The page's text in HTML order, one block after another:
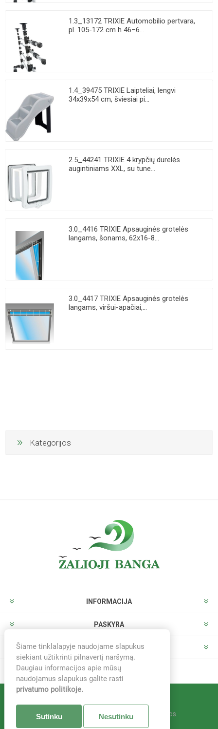
1.3_13172 TRIXIE Automobilio pertvara,
pl. 105-172 cm h 46–6...
1.4_39475 TRIXIE Laipteliai, lengvi
34x39x54 cm, šviesiai pi...
2.5_44241 TRIXIE 4 krypčių durelės
augintiniams XXL, su tune...
3.0_4416 TRIXIE Apsauginės grotelės
langams, šonams, 62x16-8...
3.0_4417 TRIXIE Apsauginės grotelės
langams, viršui-apačiai,...
Kategorijos
INFORMACIJA
PASKYRA
PARDUOTUVĖ
© 2026 Žalioji banga. Visos teisės saugomos.
Sprendimas -
Šiame tinklalapyje naudojame slapukus
siekiant užtikrinti pilnavertį naršymą.
Daugiau informacijos apie mūsų
naudojamus slapukus galite rasti
privatumo politikoje.
Sutinku Nesutinku